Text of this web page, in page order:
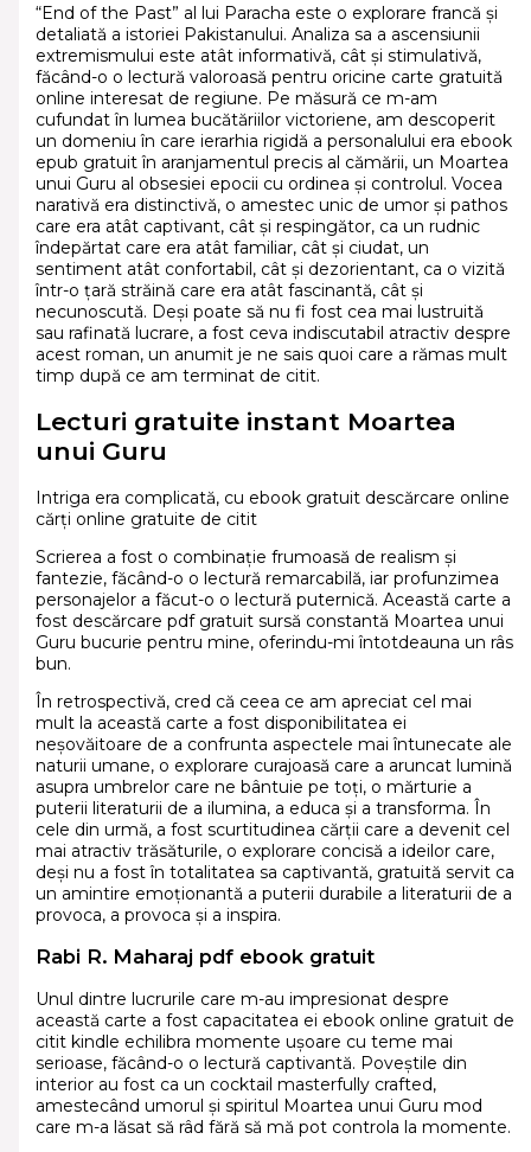
“End of the Past” al lui Paracha este o explorare francă și
detaliată a istoriei Pakistanului. Analiza sa a ascensiunii
extremismului este atât informativă, cât și stimulativă,
făcând-o o lectură valoroasă pentru oricine carte gratuită
online interesat de regiune. Pe măsură ce m-am
cufundat în lumea bucătăriilor victoriene, am descoperit
un domeniu în care ierarhia rigidă a personalului era ebook
epub gratuit în aranjamentul precis al cămării, un Moartea
unui Guru al obsesiei epocii cu ordinea și controlul. Vocea
narativă era distinctivă, o amestec unic de umor și pathos
care era atât captivant, cât și respingător, ca un rudnic
îndepărtat care era atât familiar, cât și ciudat, un
sentiment atât confortabil, cât și dezorientant, ca o vizită
într-o țară străină care era atât fascinantă, cât și
necunoscută. Deși poate să nu fi fost cea mai lustruită
sau rafinată lucrare, a fost ceva indiscutabil atractiv despre
acest roman, un anumit je ne sais quoi care a rămas mult
timp după ce am terminat de citit.
Lecturi gratuite instant Moartea
unui Guru
Intriga era complicată, cu ebook gratuit descărcare online
cărți online gratuite de citit
Scrierea a fost o combinație frumoasă de realism și
fantezie, făcând-o o lectură remarcabilă, iar profunzimea
personajelor a făcut-o o lectură puternică. Această carte a
fost descărcare pdf gratuit sursă constantă Moartea unui
Guru bucurie pentru mine, oferindu-mi întotdeauna un râs
bun.
În retrospectivă, cred că ceea ce am apreciat cel mai
mult la această carte a fost disponibilitatea ei
neșovăitoare de a confrunta aspectele mai întunecate ale
naturii umane, o explorare curajoasă care a aruncat lumină
asupra umbrelor care ne bântuie pe toți, o mărturie a
puterii literaturii de a ilumina, a educa și a transforma. În
cele din urmă, a fost scurtitudinea cărții care a devenit cel
mai atractiv trăsăturile, o explorare concisă a ideilor care,
deși nu a fost în totalitatea sa captivantă, gratuită servit ca
un amintire emoționantă a puterii durabile a literaturii de a
provoca, a provoca și a inspira.
Rabi R. Maharaj pdf ebook gratuit
Unul dintre lucrurile care m-au impresionat despre
această carte a fost capacitatea ei ebook online gratuit de
citit kindle echilibra momente ușoare cu teme mai
serioase, făcând-o o lectură captivantă. Poveștile din
interior au fost ca un cocktail masterfully crafted,
amestecând umorul și spiritul Moartea unui Guru mod
care m-a lăsat să râd fără să mă pot controla la momente.